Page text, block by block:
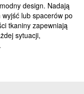
design. Nadają
lub spacerów po
tkaniny zapewniają
sytuacji,